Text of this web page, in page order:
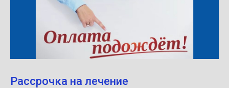
Рассрочка на лечение